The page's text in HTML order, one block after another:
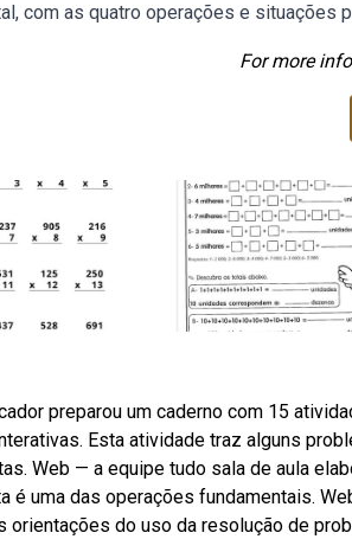
com as quatro operações e situações
For more
preparou um caderno com 15
Esta atividade traz alguns
Web — a equipe tudo sala de aula
é uma das operações fundamentais.
orientações do uso da resolução de